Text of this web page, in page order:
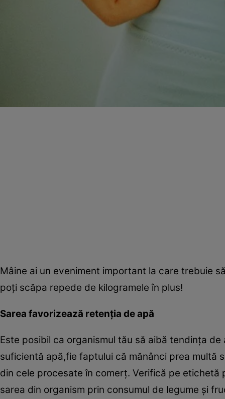
Mâine ai un eveniment important la care trebuie
poţi scăpa repede de kilogramele în plus!
Sarea favorizează retenţia de apă
Este posibil ca organismul tău să aibă tendinţa
suficientă apă,fie faptului că mănânci prea multă
din cele procesate în comerţ. Verifică pe etichetă
sarea din organism prin consumul de legume şi